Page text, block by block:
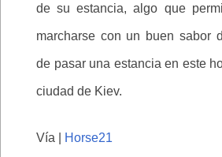
de su estancia, algo que
marcharse con un buen sabor
de pasar una estancia en este
ciudad de Kiev.
Vía | Horse21